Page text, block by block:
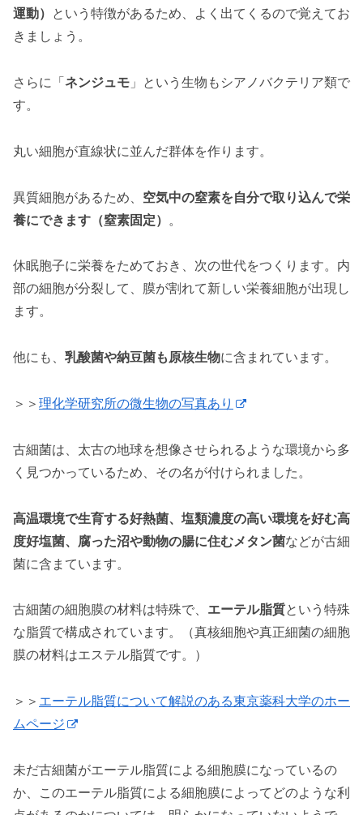
運動） という特徴があるため、よく出てくるので覚えてお
きましょう。
さらに「ネンジュモ 」という生物もシアノバクテリア類で
す。
丸い細胞が直線状に並んだ群体を作ります。
異質細胞があるため、 空気中の窒素を自分で取り込んで栄
養にできます（窒素固定） 。
休眠胞子に栄養をためておき、次の世代をつくります。内
部の細胞が分裂して、膜が割れて新しい栄養細胞が出現し
ます。
他にも、 乳酸菌や納豆菌も原核生物に含まれています。
＞＞ 理化学研究所の微生物の写真あり
古細菌は、太古の地球を想像させられるような環境から多
く見つかっているため、その名が付けられました。
高温環境で生育する好熱菌、塩類濃度の高い環境を好む高
度好塩菌、腐った沼や動物の腸に住むメタン菌などが古細
菌に含まています。
古細菌の細胞膜の材料は特殊で、 エーテル脂質という特殊
な脂質で構成されています。（真核細胞や真正細菌の細胞
膜の材料はエステル脂質です。）
＞＞ エーテル脂質について解説のある東京薬科大学のホー
ムページ
未だ古細菌がエーテル脂質による細胞膜になっているの
か、このエーテル脂質による細胞膜によってどのような利